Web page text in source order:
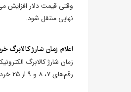
وقتی قیمت دلار افزایش
نهایی منتقل شود.
اعلام زمان شارژ کالابرگ خرداد
رقم‌های ۷، ۸ و ۹ از ۲۵ خرداد می‌توانند اعتبار خود را دریافت کنند.